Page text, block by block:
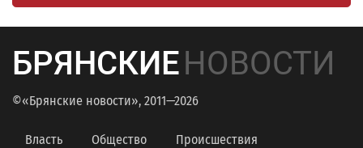
БРЯНСКИЕНОВОСТИ
©«Брянские новости», 2011—2026
Власть Общество Происшествия